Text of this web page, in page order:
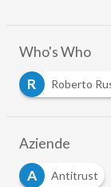
Who's Who
R
Roberto
Aziende
A
Antitrust